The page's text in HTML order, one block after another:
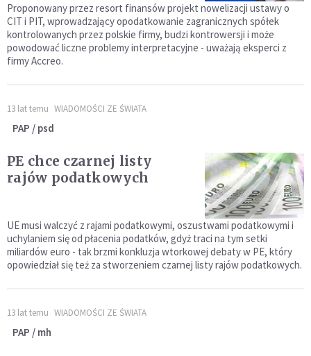
Proponowany przez resort finansów projekt nowelizacji ustawy o
CIT i PIT, wprowadzający opodatkowanie zagranicznych spółek
kontrolowanych przez polskie firmy, budzi kontrowersji i może
powodować liczne problemy interpretacyjne - uważają eksperci z
firmy Accreo.
13 lat temu WIADOMOŚCI ZE ŚWIATA
PAP / psd
PE chce czarnej listy
rajów podatkowych
UE musi walczyć z rajami podatkowymi, oszustwami podatkowymi i
uchylaniem się od płacenia podatków, gdyż traci na tym setki
miliardów euro - tak brzmi konkluzja wtorkowej debaty w PE, który
opowiedział się też za stworzeniem czarnej listy rajów podatkowych.
13 lat temu WIADOMOŚCI ZE ŚWIATA
PAP / mh